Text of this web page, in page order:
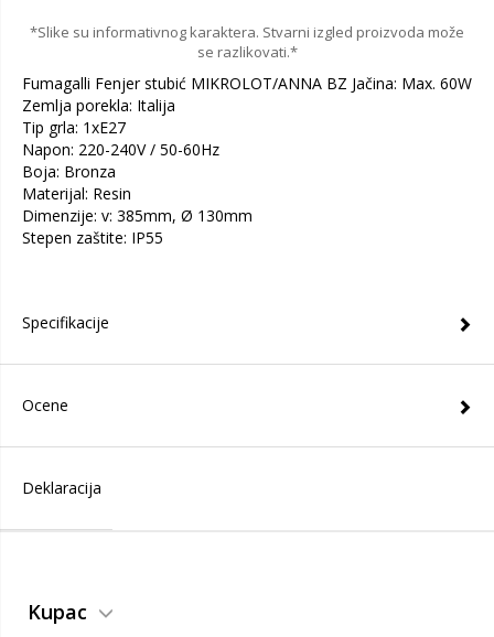
*Slike su informativnog karaktera. Stvarni izgled proizvoda može
se razlikovati.*
Fumagalli Fenjer stubić MIKROLOT/ANNA BZ Jačina: Max. 60W
Zemlja porekla: Italija
Tip grla: 1xE27
Napon: 220-240V / 50-60Hz
Boja: Bronza
Materijal: Resin
Dimenzije: v: 385mm, Ø 130mm
Stepen zaštite: IP55
Specifikacije
Ocene
Deklaracija
Kupac